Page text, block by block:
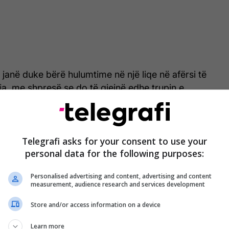
duke bërë hulumtime në një liqe në afërsi të
me shpresë se do të gjejnë edhe trupin e
në arrest, ky ushtar po besohet të jetë vrasësi i
meqë është krimi i parë i këtij lloji që ka
ai pranoi se i ka mbytur dhe hedhur në minierën
i ka dhunuar, ndërsa njërën prej tyre e mbyti me
raportin policor.
Telegrafi asks for your consent to use your
personal data for the following purposes:
Personalised advertising and content, advertising and content
measurement, audience research and services development
Store and/or access information on a device
Learn more